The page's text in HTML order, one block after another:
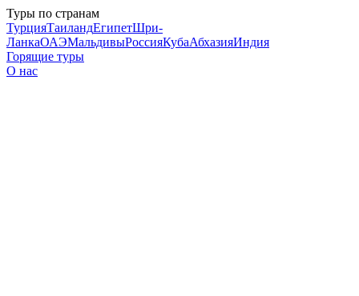
Туры по странам
ТурцияТаиландЕгипетШри-
ЛанкаОАЭМальдивыРоссияКубаАбхазияИндия
Горящие туры
О нас